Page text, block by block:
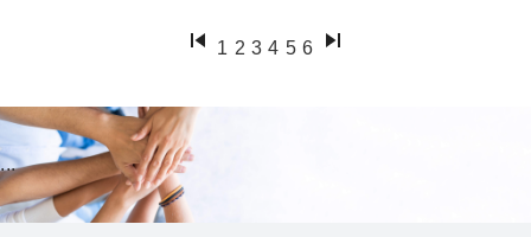
1 2 3 4 5 6
...